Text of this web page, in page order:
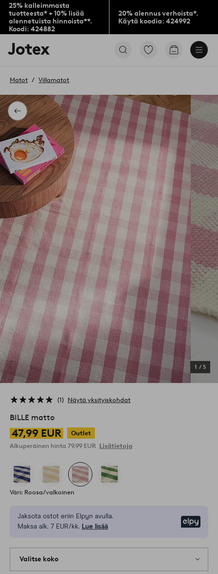
25% kalleimmasta
tuotteesta* + 10% lisää
alennetuista hinnoista**.
Koodi: 424882
20% alennus verhoista*.
Käytä koodia: 424992
Jotex-
logo
aloitussivulle
Siirry
Siirry
Takaisin
Matot Villamatot
1 / 5
1 Näytä yksityiskohdat
BILLE matto
47,99 EUR
Outlet
Alkuperäinen hinta 79,99 EUR Lisätietoja
Väri: Roosa/valkoinen
Jaksota ostot eriin Elpyn avulla.
Maksa alk. 7 EUR/kk. Lue lisää
Valitse koko